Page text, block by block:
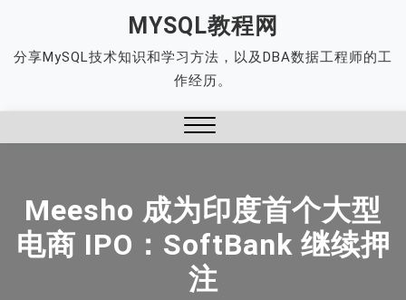
content
MYSQL教程网
分享MySQL技术知识和学习方法，以及DBA数据工程师的工
作经历。
Meesho 成为印度首个大型
电商 IPO：SoftBank 继续押
注